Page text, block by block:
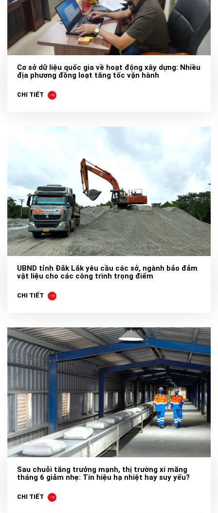
Cơ sở dữ liệu quốc gia về hoạt động xây dựng: Nhiều
địa phương đồng loạt tăng tốc vận hành
CHI TIẾT
UBND tỉnh Đắk Lắk yêu cầu các sở, ngành bảo đảm
vật liệu cho các công trình trọng điểm
CHI TIẾT
Sau chuỗi tăng trưởng mạnh, thị trường xi măng
tháng 6 giảm nhẹ: Tín hiệu hạ nhiệt hay suy yếu?
CHI TIẾT